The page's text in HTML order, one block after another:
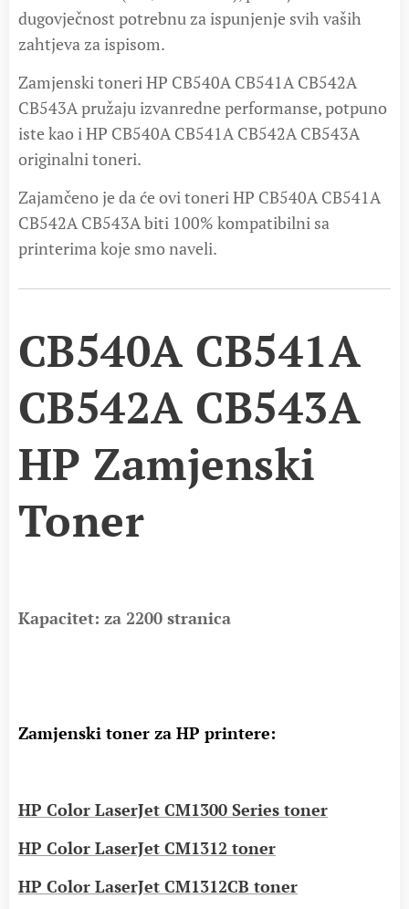
dugovječnost potrebnu za ispunjenje svih vaših
zahtjeva za ispisom.
Zamjenski toneri HP CB540A CB541A CB542A
CB543A pružaju izvanredne performanse, potpuno
iste kao i HP CB540A CB541A CB542A CB543A
originalni toneri.
Zajamčeno je da će ovi toneri HP CB540A CB541A
CB542A CB543A biti 100% kompatibilni sa
printerima koje smo naveli.
CB540A CB541A
CB542A CB543A
HP Zamjenski
Toner
Kapacitet: za 2200 stranica
Zamjenski toner za HP printere:
HP Color LaserJet CM1300 Series toner
HP Color LaserJet CM1312 toner
HP Color LaserJet CM1312CB toner